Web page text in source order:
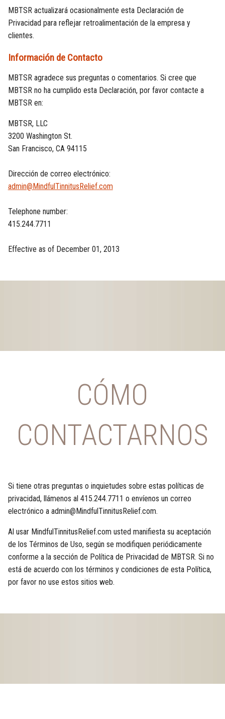
MBTSR actualizará ocasionalmente esta Declaración de
Privacidad para reflejar retroalimentación de la empresa y
clientes.
Información de Contacto
MBTSR agradece sus preguntas o comentarios. Si cree que
MBTSR no ha cumplido esta Declaración, por favor contacte a
MBTSR en:
MBTSR, LLC
3200 Washington St.
San Francisco, CA 94115
Dirección de correo electrónico:
admin@MindfulTinnitusRelief.com
Telephone number:
415.244.7711
Effective as of December 01, 2013
CÓMO
CONTACTARNOS
Si tiene otras preguntas o inquietudes sobre estas políticas de
privacidad, llámenos al 415.244.7711 o envíenos un correo
electrónico a admin@MindfulTinnitusRelief.com.
Al usar MindfulTinnitusRelief.com usted manifiesta su aceptación
de los Términos de Uso, según se modifiquen periódicamente
conforme a la sección de Política de Privacidad de MBTSR. Si no
está de acuerdo con los términos y condiciones de esta Política,
por favor no use estos sitios web.